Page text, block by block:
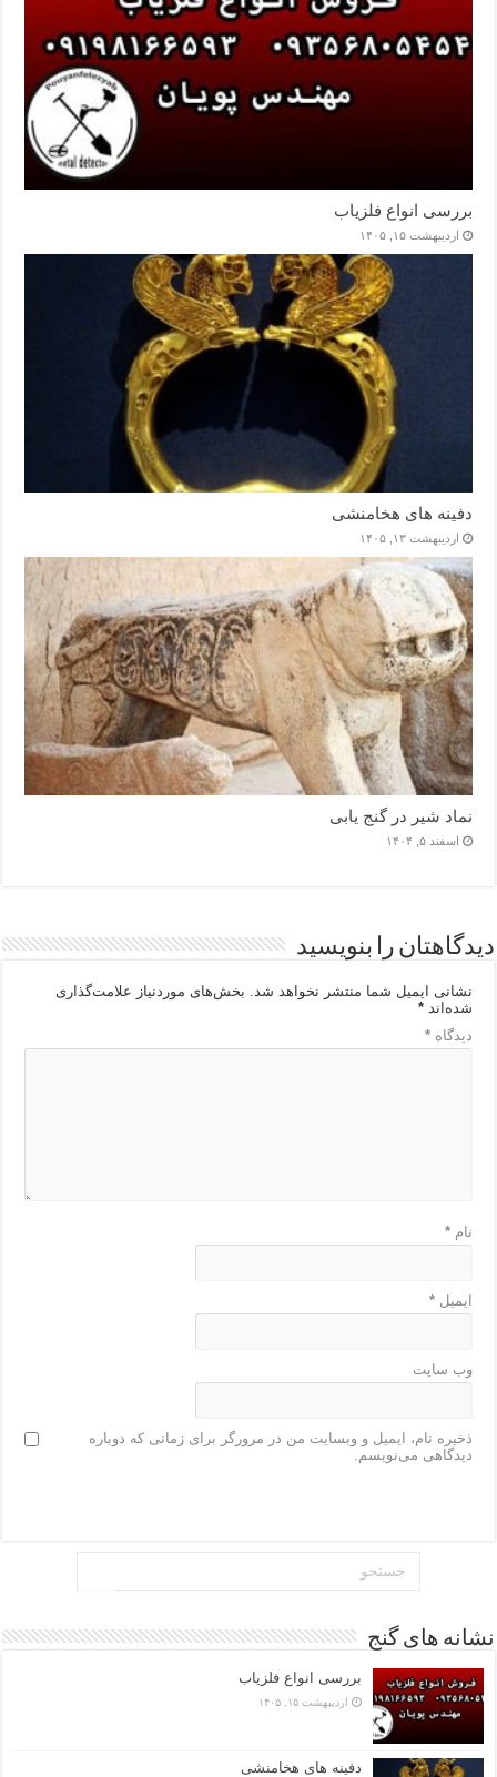
بررسی انواع فلزیاب
اردیبهشت ۱۵, ۱۴۰۵
دفینه های هخامنشی
اردیبهشت ۱۳, ۱۴۰۵
نماد شیر در گنج یابی
اسفند ۵, ۱۴۰۴
دیدگاهتان را بنویسید
نشانی ایمیل شما منتشر نخواهد شد.
بخش‌های موردنیاز علامت‌گذاری
شده‌اند*
دیدگاه*
نام*
ایمیل*
وب‌ سایت
ذخیره نام، ایمیل و وبسایت من در مرورگر برای زمانی که دوباره
دیدگاهی می‌نویسم.
نشانه های گنج
بررسی انواع فلزیاب
اردیبهشت ۱۵, ۱۴۰۵
دفینه های هخامنشی